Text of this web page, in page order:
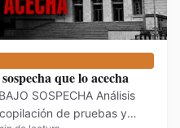
que lo acecha
SOSPECHA Análisis
de pruebas y